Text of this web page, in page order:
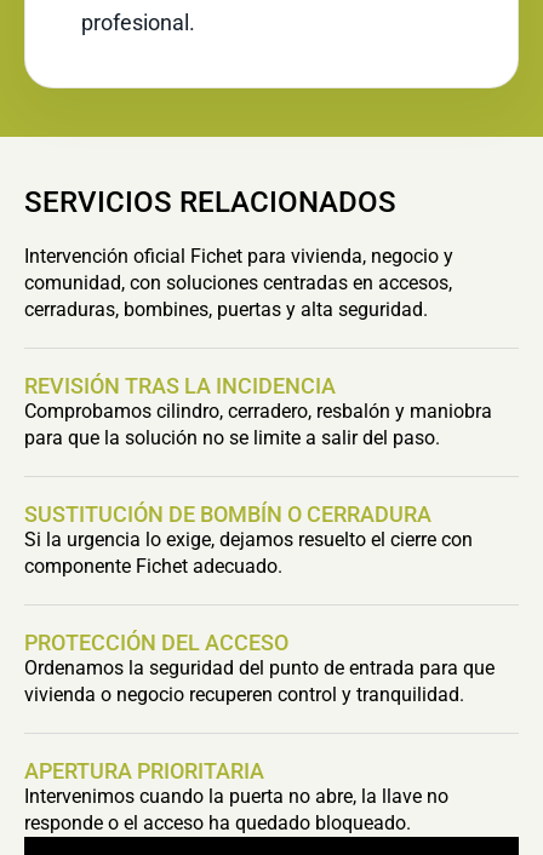
profesional.
SERVICIOS RELACIONADOS
Intervención oficial Fichet para vivienda, negocio y
comunidad, con soluciones centradas en accesos,
cerraduras, bombines, puertas y alta seguridad.
REVISIÓN TRAS LA INCIDENCIA
Comprobamos cilindro, cerradero, resbalón y maniobra
para que la solución no se limite a salir del paso.
SUSTITUCIÓN DE BOMBÍN O CERRADURA
Si la urgencia lo exige, dejamos resuelto el cierre con
componente Fichet adecuado.
PROTECCIÓN DEL ACCESO
Ordenamos la seguridad del punto de entrada para que
vivienda o negocio recuperen control y tranquilidad.
APERTURA PRIORITARIA
Intervenimos cuando la puerta no abre, la llave no
responde o el acceso ha quedado bloqueado.